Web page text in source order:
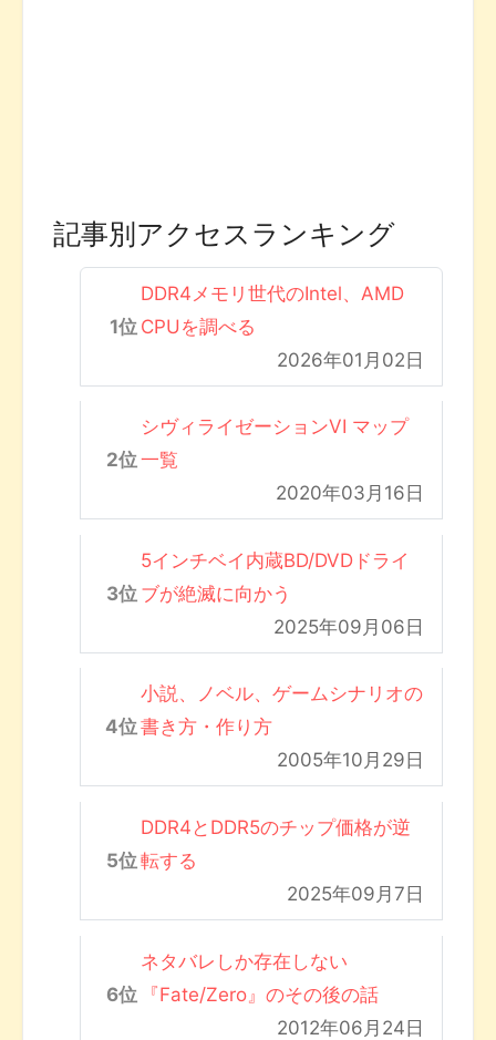
記事別アクセスランキング
DDR4メモリ世代のIntel、AMD
CPUを調べる
2026年01月02日
シヴィライゼーションVI マップ
一覧
2020年03月16日
5インチベイ内蔵BD/DVDドライ
ブが絶滅に向かう
2025年09月06日
小説、ノベル、ゲームシナリオの
書き方・作り方
2005年10月29日
DDR4とDDR5のチップ価格が逆
転する
2025年09月7日
ネタバレしか存在しない
『Fate/Zero』のその後の話
2012年06月24日